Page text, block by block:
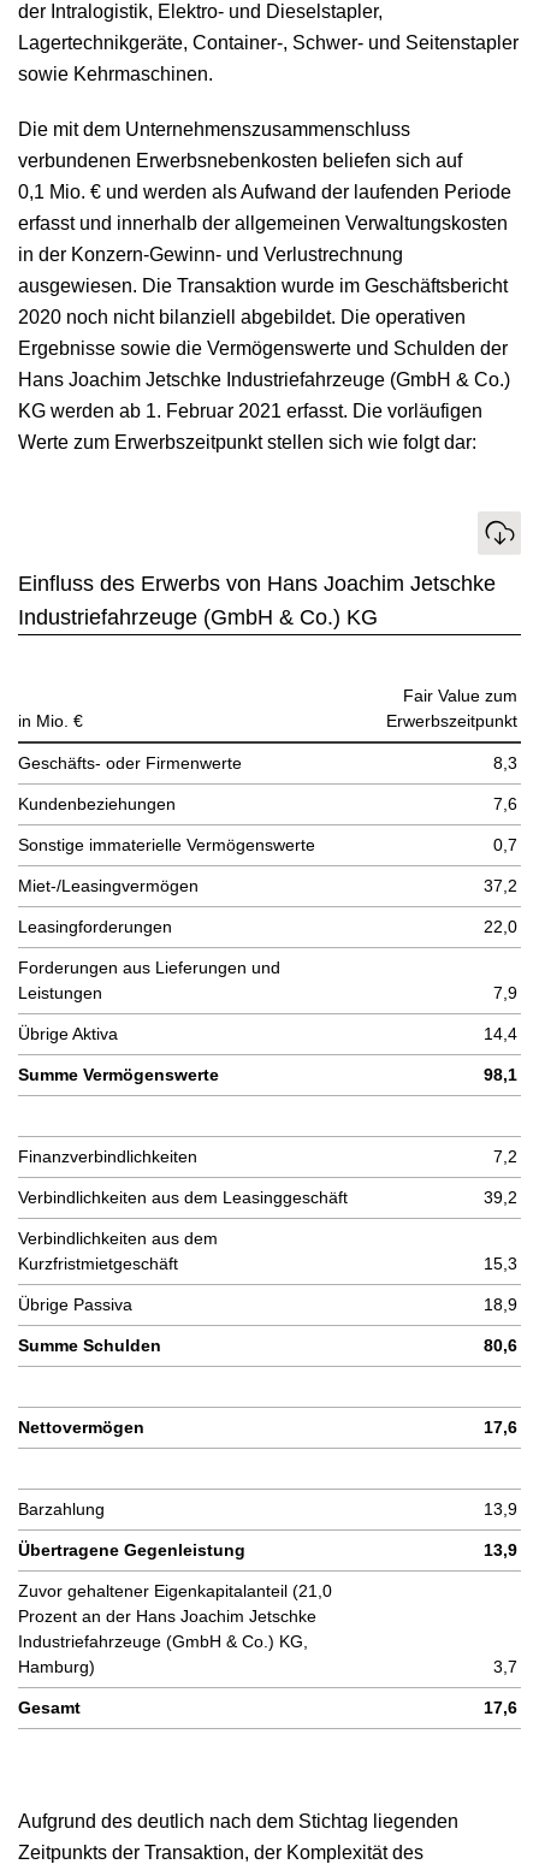
der Intralogistik, Elektro- und Dieselstapler,
Lagertechnikgeräte, Container-, Schwer- und Seitenstapler
sowie Kehrmaschinen.
Die mit dem Unternehmenszusammenschluss
verbundenen Erwerbsnebenkosten beliefen sich auf
0,1 Mio. € und werden als Aufwand der laufenden Periode
erfasst und innerhalb der allgemeinen Verwaltungskosten
in der Konzern-Gewinn- und Verlustrechnung
ausgewiesen. Die Transaktion wurde im Geschäftsbericht
2020 noch nicht bilanziell abgebildet. Die operativen
Ergebnisse sowie die Vermögenswerte und Schulden der
Hans Joachim Jetschke Industriefahrzeuge (GmbH & Co.)
KG werden ab 1. Februar 2021 erfasst. Die vorläufigen
Werte zum Erwerbszeitpunkt stellen sich wie folgt dar:
Download
Einfluss des Erwerbs von Hans Joachim Jetschke
Industriefahrzeuge (GmbH & Co.) KG
in Mio. €
Fair Value zum
Erwerbs­zeitpunkt
Geschäfts- oder Firmenwerte 8,3
Kundenbeziehungen 7,6
Sonstige immaterielle Vermögenswerte 0,7
Miet-/Leasingvermögen 37,2
Leasingforderungen 22,0
Forderungen aus Lieferungen und
Leistungen
7,9
Übrige Aktiva 14,4
Summe Vermögenswerte 98,1
Finanzverbindlichkeiten 7,2
Verbindlichkeiten aus dem Leasinggeschäft 39,2
Verbindlichkeiten aus dem
Kurzfristmietgeschäft
15,3
Übrige Passiva 18,9
Summe Schulden 80,6
Nettovermögen 17,6
Barzahlung 13,9
Übertragene Gegenleistung 13,9
Zuvor gehaltener Eigenkapitalanteil (21,0
Prozent an der Hans Joachim Jetschke
Industriefahrzeuge (GmbH & Co.) KG,
Hamburg)
3,7
Gesamt 17,6
Aufgrund des deutlich nach dem Stichtag liegenden
Zeitpunkts der Transaktion, der Komplexität des